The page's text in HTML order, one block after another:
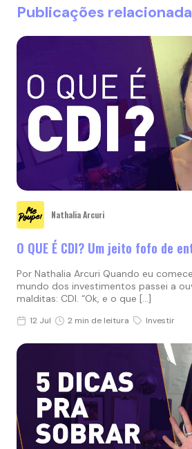
Publicações
Nathalia Arcuri
O QUE É CDI? Um jeito fofo de
Por Nathalia Arcuri Quando eu
mundo dos investimentos passei a
malditas: CDI. “Ok, e o que […]
12 Jul 2 min de leitura Investir